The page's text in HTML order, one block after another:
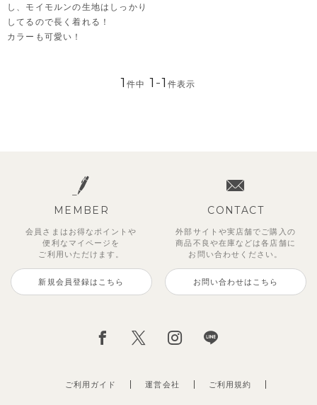
し、モイモルンの生地はしっかり
してるので長く着れる！
カラーも可愛い！
1件中 1 -1 件表示
MEMBER
会員さまはお得なポイントや
便利な マイページを
ご利用いただけます。
新規会員登録はこちら
CONTACT
外部サイトや実店舗でご購入の
商品不良や在庫などは各店舗に
お問い合わせください。
お問い合わせはこちら
ご利用ガイド 運営会社 ご利用規約